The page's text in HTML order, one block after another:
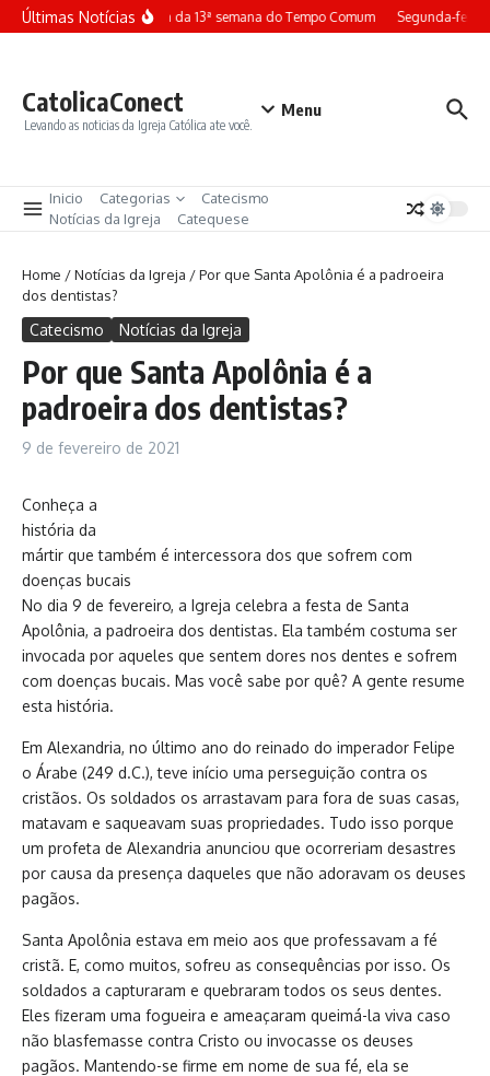
Ir para o conteúdo
Últimas NotíciasTerça-feira da 13ª semana do Tempo Comum Segunda-feira
CatolicaConect
Levando as noticias da Igreja Católica ate você.
Menu
Inicio Categorias
Catecismo
Notícias da Igreja
Catequese
Home /Notícias da Igreja /Por que Santa Apolônia é a padroeira
dos dentistas?
Catecismo Notícias da Igreja
Por que Santa Apolônia é a
padroeira dos dentistas?
9 de fevereiro de 2021
Conheça a
história da
mártir que também é intercessora dos que sofrem com
doenças bucais
No dia 9 de fevereiro, a Igreja celebra a festa de Santa
Apolônia, a padroeira dos dentistas. Ela também costuma ser
invocada por aqueles que sentem dores nos dentes e sofrem
com doenças bucais. Mas você sabe por quê? A gente resume
esta história.
Em Alexandria, no último ano do reinado do imperador Felipe
o Árabe (249 d.C.), teve início uma perseguição contra os
cristãos. Os soldados os arrastavam para fora de suas casas,
matavam e saqueavam suas propriedades. Tudo isso porque
um profeta de Alexandria anunciou que ocorreriam desastres
por causa da presença daqueles que não adoravam os deuses
pagãos.
Santa Apolônia estava em meio aos que professavam a fé
cristã. E, como muitos, sofreu as consequências por isso. Os
soldados a capturaram e quebraram todos os seus dentes.
Eles fizeram uma fogueira e ameaçaram queimá-la viva caso
não blasfemasse contra Cristo ou invocasse os deuses
pagãos. Mantendo-se firme em nome de sua fé, ela se